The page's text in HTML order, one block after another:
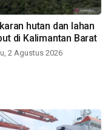
hutan dan lahan
di Kalimantan Barat
2 Agustus 2026